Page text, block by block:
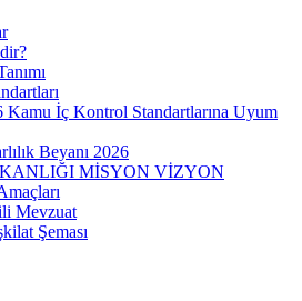
Kamu İç Kontrol Standartlarına Uyum
Beyanı 2026
MİSYON VİZYON
Mevzuat
Şeması